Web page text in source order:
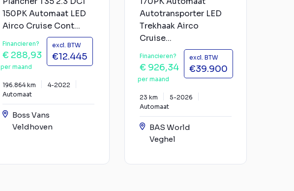
150PK Automaat LED
Airco Cruise Cont...
Financieren?
€ 288,93
per maand
excl. BTW
€12.445
196.864 km
4-2022
Automaat
Boss Vans
Veldhoven
Autotransporter LED
Trekhaak Airco
Cruise...
Financieren?
€ 926,34
per maand
excl. BTW
€39.900
23 km
5-2026
Automaat
BAS World
Veghel